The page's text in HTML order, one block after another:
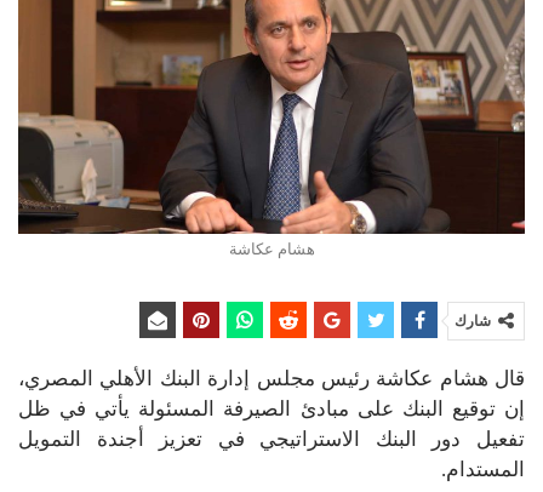
هشام عكاشة
شارك
قال هشام عكاشة رئيس مجلس إدارة البنك الأهلي المصري،
إن توقيع البنك على مبادئ الصيرفة المسئولة يأتي في ظل
تفعيل دور البنك الاستراتيجي في تعزيز أجندة التمويل
المستدام.